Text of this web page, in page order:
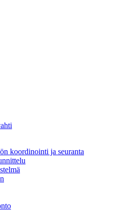
koordinointi ja seuranta